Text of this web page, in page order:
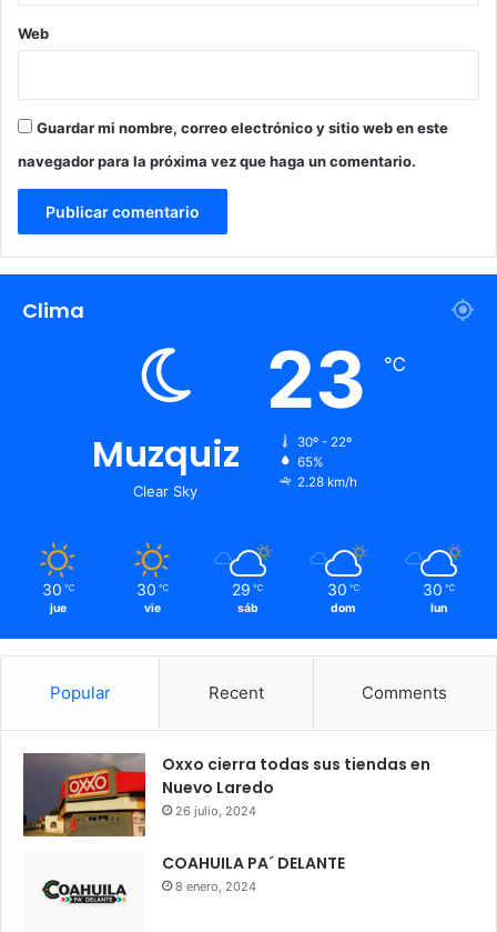
Web
Guardar mi nombre, correo electrónico y sitio web en este
navegador para la próxima vez que haga un comentario.
Clima
Muzquiz
Clear Sky
23 ℃
30º - 22º
65%
2.28 km/h
30 ℃
jue
30 ℃
vie
29 ℃
sáb
30 ℃
dom
30 ℃
lun
Popular Recent Comments
Oxxo cierra todas sus tiendas en
Nuevo Laredo
26 julio, 2024
COAHUILA PA´ DELANTE
8 enero, 2024